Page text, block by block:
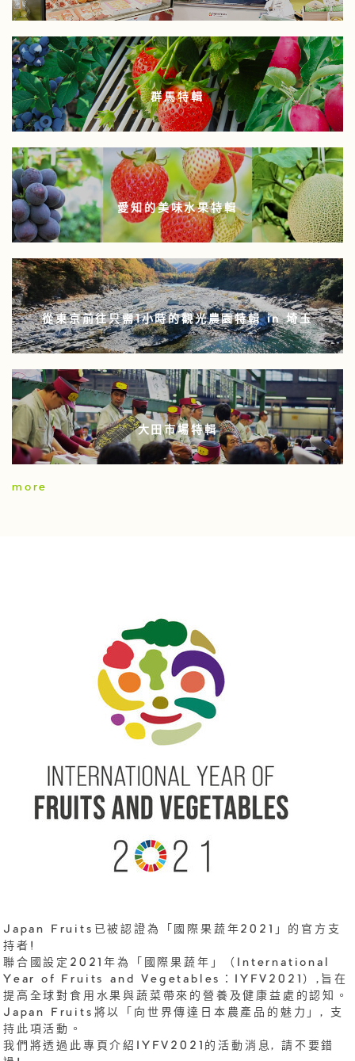
群馬特輯
愛知的美味水果特輯
從東京前往只需1小時的觀光農園特輯 in 埼玉
大田市場特輯
more
Japan Fruits已被認證為「國際果蔬年2021」的官方支
持者!
聯合國設定2021年為「國際果蔬年」（International
Year of Fruits and Vegetables：IYFV2021）,旨在
提高全球對食用水果與蔬菜帶來的營養及健康益處的認知。
Japan Fruits將以「向世界傳達日本農產品的魅力」, 支
持此項活動。
我們將透過此專頁介紹IYFV2021的活動消息, 請不要錯